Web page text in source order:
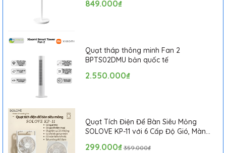
849.000₫
Quạt tháp thông minh Fan 2
BPTS02DMU bản quốc tế
2.550.000₫
Quạt Tích Điện Để Bàn Siêu Mỏng
SOLOVE KP-11 với 6 Cấp Độ Gió, Màn
299.000₫ 359.000₫